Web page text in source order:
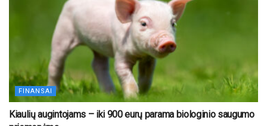
FINANSAI
Kiaulių augintojams – iki 900 eurų parama biologinio saugumo